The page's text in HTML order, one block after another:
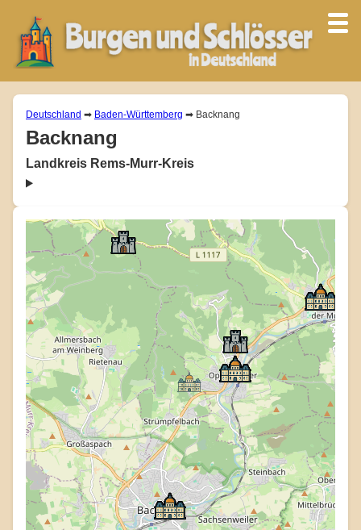
Deutschland ➡ Baden-Württemberg ➡ Backnang
Backnang
Landkreis Rems-Murr-Kreis